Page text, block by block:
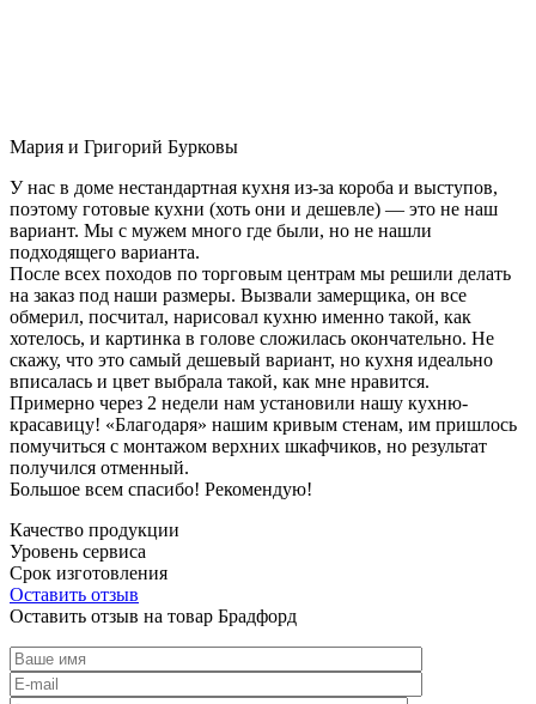
Мария и Григорий Бурковы
У нас в доме нестандартная кухня из-за короба и выступов,
поэтому готовые кухни (хоть они и дешевле) — это не наш
вариант. Мы с мужем много где были, но не нашли
подходящего варианта.
После всех походов по торговым центрам мы решили делать
на заказ под наши размеры. Вызвали замерщика, он все
обмерил, посчитал, нарисовал кухню именно такой, как
хотелось, и картинка в голове сложилась окончательно. Не
скажу, что это самый дешевый вариант, но кухня идеально
вписалась и цвет выбрала такой, как мне нравится.
Примерно через 2 недели нам установили нашу кухню-
красавицу! «Благодаря» нашим кривым стенам, им пришлось
помучиться с монтажом верхних шкафчиков, но результат
получился отменный.
Большое всем спасибо! Рекомендую!
Качество продукции
Уровень сервиса
Срок изготовления
Оставить отзыв
Оставить отзыв на товар Брадфорд